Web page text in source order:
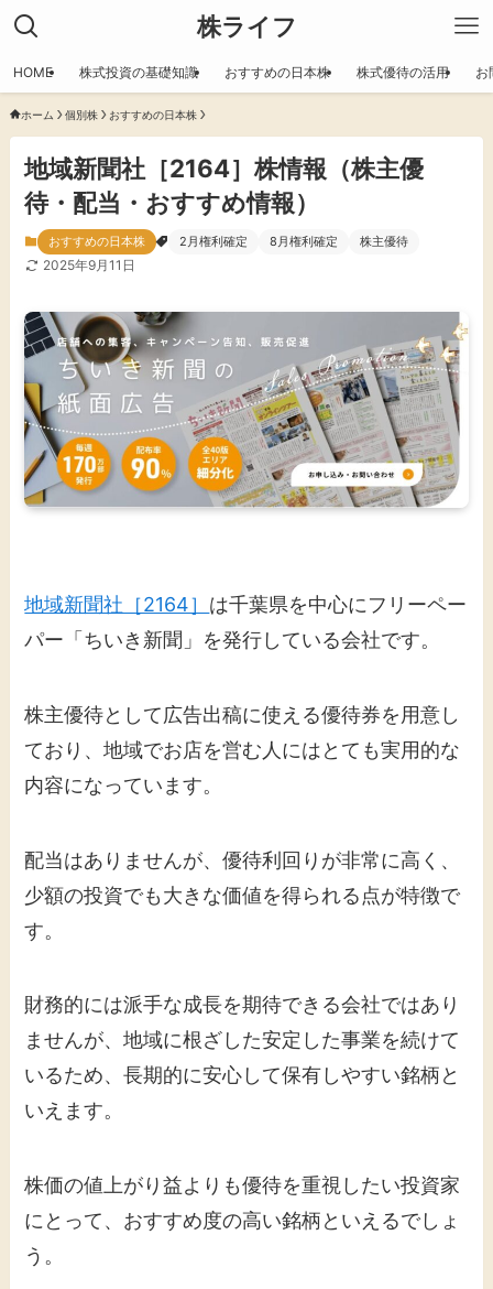
株ライフ
HOME 株式投資の基礎知識 おすすめの日本株 株式優待の活用 お
ホーム 個別株 おすすめの日本株
地域新聞社［2164］株情報（株主優
待・配当・おすすめ情報）
おすすめの日本株 2月権利確定 8月権利確定 株主優待
2025年9月11日
地域新聞社［2164］ は千葉県を中心にフリーペー
パー「ちいき新聞」を発行している会社です。
株主優待として広告出稿に使える優待券を用意し
ており、地域でお店を営む人にはとても実用的な
内容になっています。
配当はありませんが、優待利回りが非常に高く、
少額の投資でも大きな価値を得られる点が特徴で
す。
財務的には派手な成長を期待できる会社ではあり
ませんが、地域に根ざした安定した事業を続けて
いるため、長期的に安心して保有しやすい銘柄と
いえます。
株価の値上がり益よりも優待を重視したい投資家
にとって、おすすめ度の高い銘柄といえるでしょ
う。